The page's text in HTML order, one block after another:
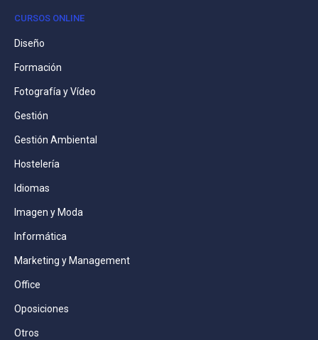
CURSOS ONLINE
Diseño
Formación
Fotografía y Vídeo
Gestión
Gestión Ambiental
Hostelería
Idiomas
Imagen y Moda
Informática
Marketing y Management
Office
Oposiciones
Otros